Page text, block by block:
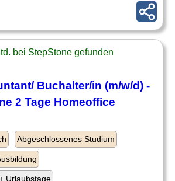
bei StepStone gefunden
Buchalter/in (m/w/d) -
2 Tage Homeoffice
Abgeschlossenes Studium
Urlaubstage